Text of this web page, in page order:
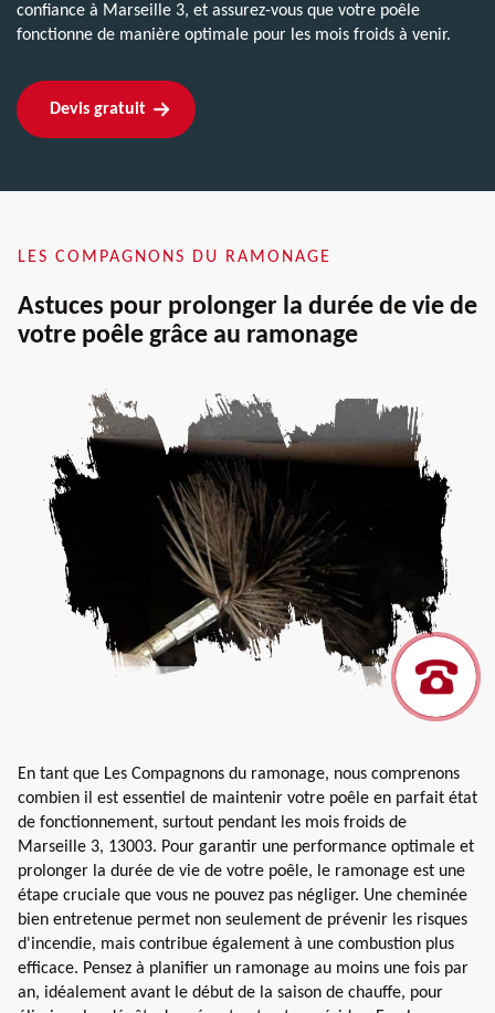
confiance à Marseille 3, et assurez-vous que votre poêle
fonctionne de manière optimale pour les mois froids à venir.
Devis gratuit
LES COMPAGNONS DU RAMONAGE
Astuces pour prolonger la durée de vie de
votre poêle grâce au ramonage
En tant que Les Compagnons du ramonage, nous comprenons
combien il est essentiel de maintenir votre poêle en parfait état
de fonctionnement, surtout pendant les mois froids de
Marseille 3, 13003. Pour garantir une performance optimale et
prolonger la durée de vie de votre poêle, le ramonage est une
étape cruciale que vous ne pouvez pas négliger. Une cheminée
bien entretenue permet non seulement de prévenir les risques
d'incendie, mais contribue également à une combustion plus
efficace. Pensez à planifier un ramonage au moins une fois par
an, idéalement avant le début de la saison de chauffe, pour